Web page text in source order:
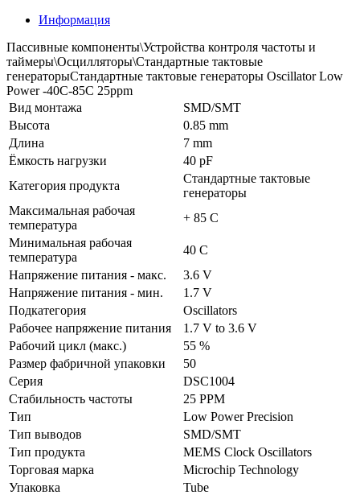
Информация
Пассивные компоненты\Устройства контроля частоты и
таймеры\Осцилляторы\Стандартные тактовые
генераторыСтандартные тактовые генераторы Oscillator Low
Power -40C-85C 25ppm
Вид монтажа
SMD/SMT
Высота
0.85 mm
Длина
7 mm
Ёмкость нагрузки
40 pF
Категория продукта
Стандартные тактовые
генераторы
Максимальная рабочая
температура
+ 85 C
Минимальная рабочая
температура
40 C
Напряжение питания - макс.
3.6 V
Напряжение питания - мин.
1.7 V
Подкатегория
Oscillators
Рабочее напряжение питания
1.7 V to 3.6 V
Рабочий цикл (макс.)
55 %
Размер фабричной упаковки
50
Серия
DSC1004
Стабильность частоты
25 PPM
Тип
Low Power Precision
Тип выводов
SMD/SMT
Тип продукта
MEMS Clock Oscillators
Торговая марка
Microchip Technology
Упаковка
Tube